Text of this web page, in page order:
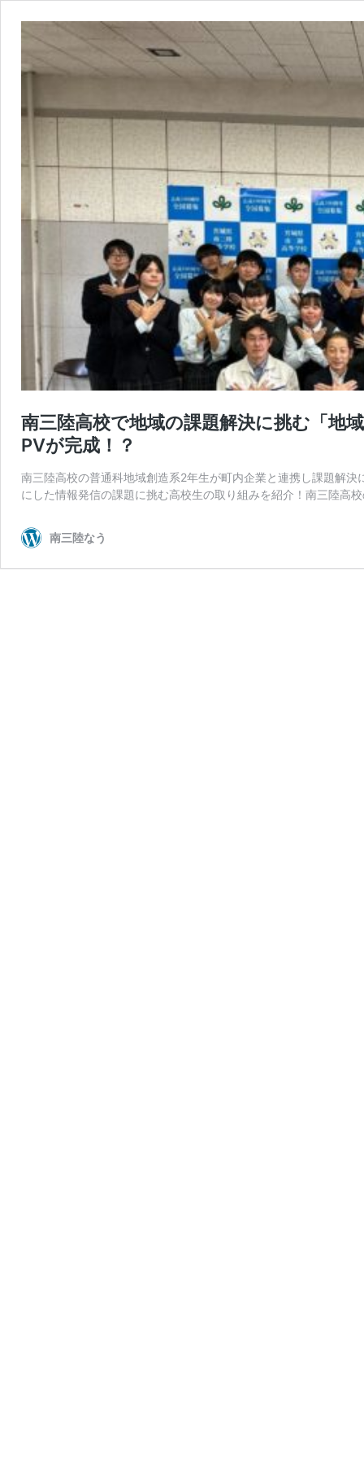
南三陸高校で地域の課題解決に挑む「地
PVが完成！？
南三陸高校の普通科地域創造系2年生が町内企業と連携し課題解
にした情報発信の課題に挑む高校生の取り組みを紹介！南三陸高
南三陸なう